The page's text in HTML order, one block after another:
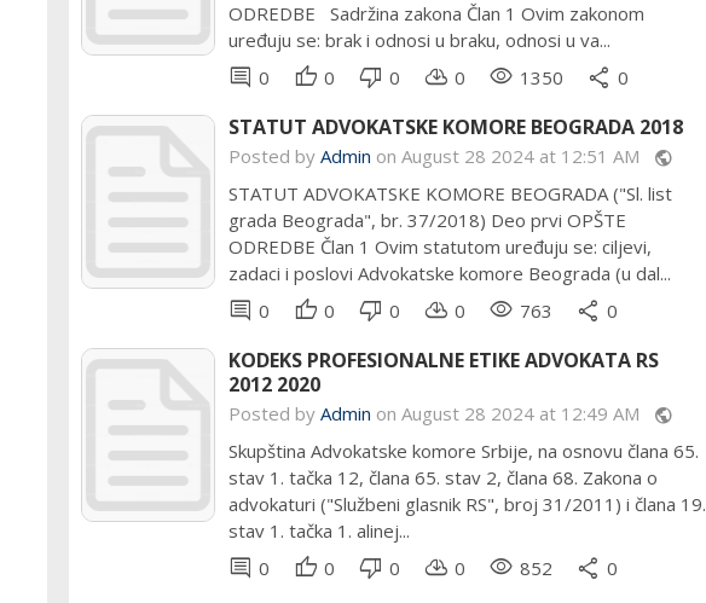
ODREDBE Sadržina zakona Član 1 Ovim zakonom
uređuju se: brak i odnosi u braku, odnosi u va...
comment 0 thumb_up 0 thumb_down 0 cloud_download 0 remove_red_eye 1350 share 0
STATUT ADVOKATSKE KOMORE BEOGRADA 2018
Posted by Admin on August 28 2024 at 12:51 AM public
STATUT ADVOKATSKE KOMORE BEOGRADA ("Sl. list
grada Beograda", br. 37/2018) Deo prvi OPŠTE
ODREDBE Član 1 Ovim statutom uređuju se: ciljevi,
zadaci i poslovi Advokatske komore Beograda (u dal...
comment 0 thumb_up 0 thumb_down 0 cloud_download 0 remove_red_eye 763 share 0
KODEKS PROFESIONALNE ETIKE ADVOKATA RS
2012 2020
Posted by Admin on August 28 2024 at 12:49 AM public
Skupština Advokatske komore Srbije, na osnovu člana 65.
stav 1. tačka 12, člana 65. stav 2, člana 68. Zakona o
advokaturi ("Službeni glasnik RS", broj 31/2011) i člana 19.
stav 1. tačka 1. alinej...
comment 0 thumb_up 0 thumb_down 0 cloud_download 0 remove_red_eye 852 share 0